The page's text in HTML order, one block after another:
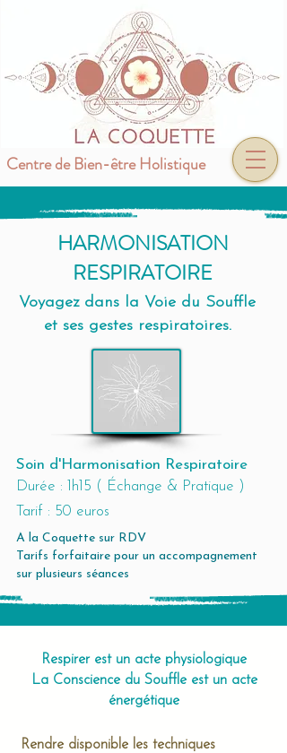
Centre de Bien-être Holistique
HARMONISATION
RESPIRATOIRE
Voyagez dans la Voie du Souffle
et ses gestes respiratoires.
Soin d'Harmonisation Respiratoire
Durée : 1h15 ( Échange & Pratique )
Tarif : 50 euros​
A la Coquette sur RDV
Tarifs forfaitaire pour un accompagnement
sur plusieurs séances
Respirer est un acte physiologique
La Conscience du Souffle est un acte
énergétique​
Rendre disponible les techniques